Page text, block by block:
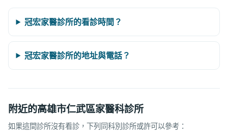
冠宏家醫診所的看診時間？
冠宏家醫診所的地址與電話？
附近的高雄市仁武區家醫科診所
如果這間診所沒有看診，下列同科別診所或許可以參考：